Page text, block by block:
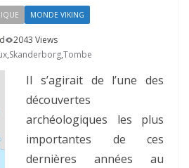
MONDE VIKING
2043 Views
,Skanderborg,Tombe
Il s’agirait de l’une des
découvertes
archéologiques les plus
importantes de ces
dernières années au